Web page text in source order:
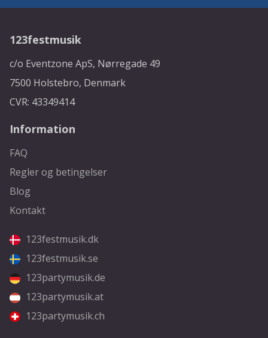
123festmusik
c/o Eventzone ApS, Nørregade 49
7500 Holstebro, Denmark
CVR: 43349414
Information
FAQ
Regler og betingelser
Blog
Kontakt
123festmusik.dk
123festmusik.se
123partymusik.de
123partymusik.at
123partymusik.ch